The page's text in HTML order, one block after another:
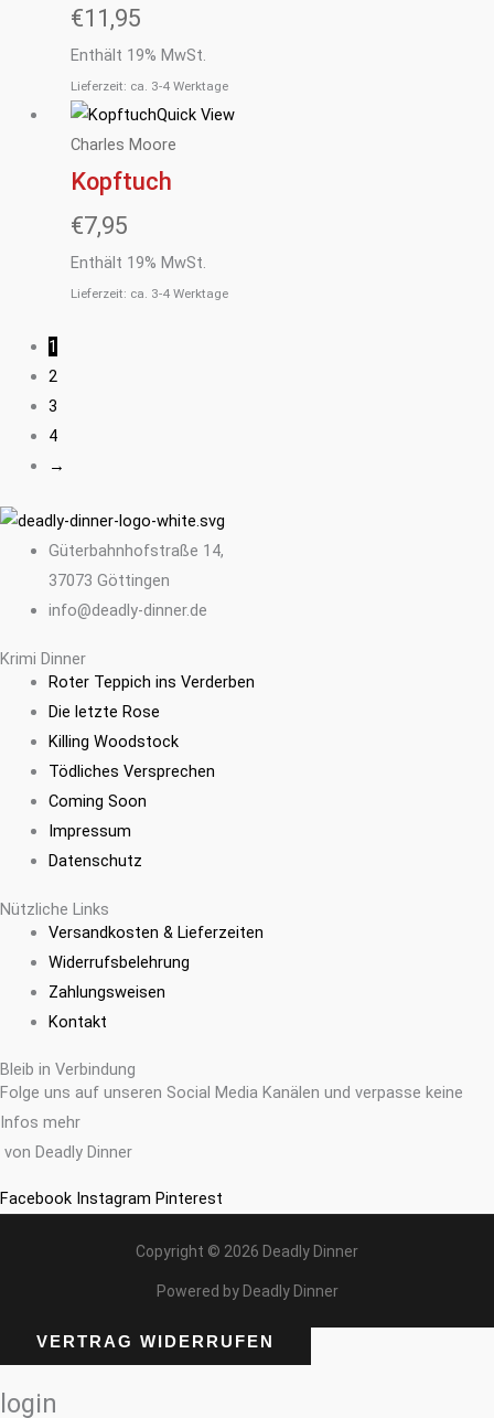
€11,95
Enthält 19% MwSt.
Lieferzeit: ca. 3-4 Werktage
Quick View
Charles Moore
Kopftuch
€7,95
Enthält 19% MwSt.
Lieferzeit: ca. 3-4 Werktage
1
2
3
4
→
Güterbahnhofstraße 14,
37073 Göttingen
info@deadly-dinner.de
Krimi Dinner
Roter Teppich ins Verderben
Die letzte Rose
Killing Woodstock
Tödliches Versprechen
Coming Soon
Impressum
Datenschutz
Nützliche Links
Versandkosten & Lieferzeiten
Widerrufsbelehrung
Zahlungsweisen
Kontakt
Bleib in Verbindung
Folge uns auf unseren Social Media Kanälen und verpasse keine
Infos mehr
von Deadly Dinner
Facebook Instagram Pinterest
Copyright © 2026 Deadly Dinner
Powered by Deadly Dinner
VERTRAG WIDERRUFEN
login